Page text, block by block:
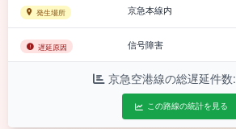
発生場所 京急本線内
遅延原因 信号障害
京急空港線の総遅延件数:
この路線の統計を見る